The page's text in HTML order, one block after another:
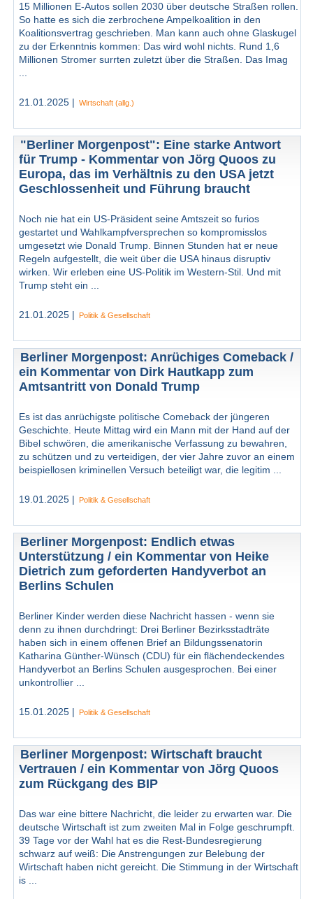
15 Millionen E-Autos sollen 2030 über deutsche Straßen rollen.
So hatte es sich die zerbrochene Ampelkoalition in den
Koalitionsvertrag geschrieben. Man kann auch ohne Glaskugel
zu der Erkenntnis kommen: Das wird wohl nichts. Rund 1,6
Millionen Stromer surrten zuletzt über die Straßen. Das Imag
21.01.2025 | Wirtschaft (allg.)
"Berliner Morgenpost": Eine starke Antwort
für Trump - Kommentar von Jörg Quoos zu
Europa, das im Verhältnis zu den USA jetzt
Geschlossenheit und Führung braucht
Noch nie hat ein US-Präsident seine Amtszeit so furios
gestartet und Wahlkampfversprechen so kompromisslos
umgesetzt wie Donald Trump. Binnen Stunden hat er neue
Regeln aufgestellt, die weit über die USA hinaus disruptiv
wirken. Wir erleben eine US-Politik im Western-Stil. Und mit
Trump steht ein ...
21.01.2025 | Politik & Gesellschaft
Berliner Morgenpost: Anrüchiges Comeback /
ein Kommentar von Dirk Hautkapp zum
Amtsantritt von Donald Trump
Es ist das anrüchigste politische Comeback der jüngeren
Geschichte. Heute Mittag wird ein Mann mit der Hand auf der
Bibel schwören, die amerikanische Verfassung zu bewahren,
zu schützen und zu verteidigen, der vier Jahre zuvor an einem
beispiellosen kriminellen Versuch beteiligt war, die legitim ...
19.01.2025 | Politik & Gesellschaft
Berliner Morgenpost: Endlich etwas
Unterstützung / ein Kommentar von Heike
Dietrich zum geforderten Handyverbot an
Berlins Schulen
Berliner Kinder werden diese Nachricht hassen - wenn sie
denn zu ihnen durchdringt: Drei Berliner Bezirksstadträte
haben sich in einem offenen Brief an Bildungssenatorin
Katharina Günther-Wünsch (CDU) für ein flächendeckendes
Handyverbot an Berlins Schulen ausgesprochen. Bei einer
unkontrollier ...
15.01.2025 | Politik & Gesellschaft
Berliner Morgenpost: Wirtschaft braucht
Vertrauen / ein Kommentar von Jörg Quoos
zum Rückgang des BIP
Das war eine bittere Nachricht, die leider zu erwarten war. Die
deutsche Wirtschaft ist zum zweiten Mal in Folge geschrumpft.
39 Tage vor der Wahl hat es die Rest-Bundesregierung
schwarz auf weiß: Die Anstrengungen zur Belebung der
Wirtschaft haben nicht gereicht. Die Stimmung in der Wirtschaft
is ...